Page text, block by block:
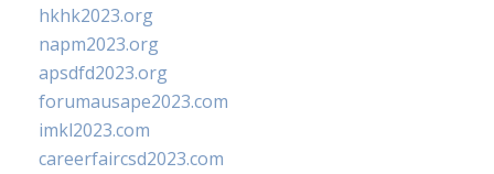
hkhk2023.org
napm2023.org
apsdfd2023.org
forumausape2023.com
imkl2023.com
careerfaircsd2023.com